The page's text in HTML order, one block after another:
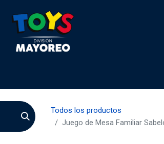
Todos los productos
Juego de Mesa Familiar